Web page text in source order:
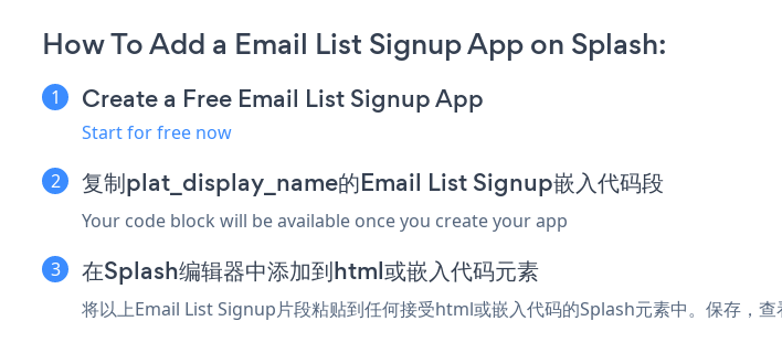
How To Add a Email List Signup App on Splash:
Create a Free Email List Signup App
Start for free now
复制plat_display_name的Email List Signup嵌入代码段
Your code block will be available once you create your app
在Splash编辑器中添加到html或嵌入代码元素
将以上Email List Signup片段粘贴到任何接受html或嵌入代码的Splash元素中。保存，